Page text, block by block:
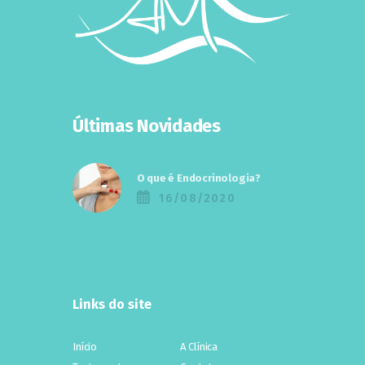
Últimas Novidades
O que é Endocrinologia?
16/08/2020
Links do site
Início
A Clínica